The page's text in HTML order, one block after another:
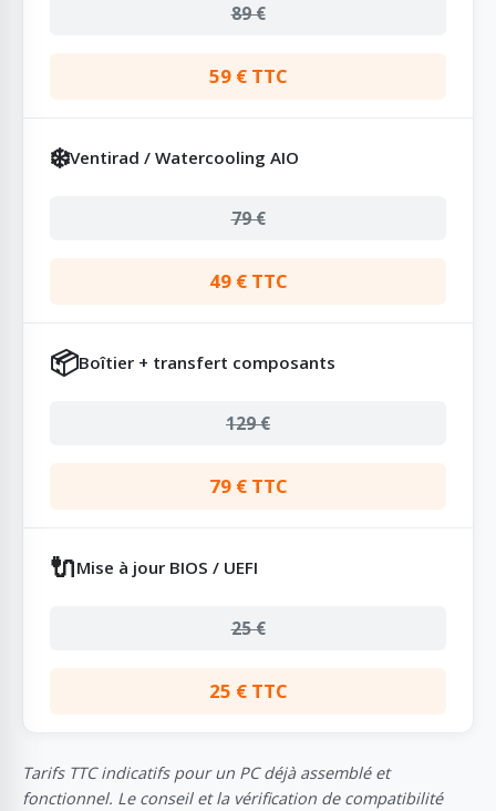
89 €
59 € TTC
❄️Ventirad / Watercooling AIO
79 €
49 € TTC
📦Boîtier + transfert composants
129 €
79 € TTC
🔌Mise à jour BIOS / UEFI
25 €
25 € TTC
Tarifs TTC indicatifs pour un PC déjà assemblé et
fonctionnel. Le conseil et la vérification de compatibilité